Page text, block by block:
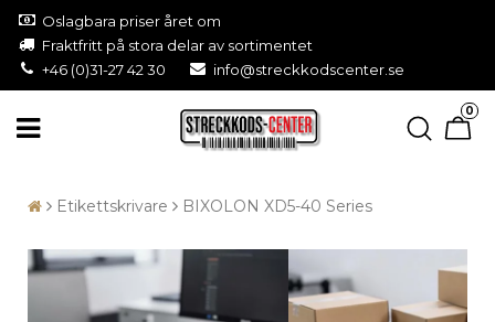
Oslagbara priser året om
Fraktfritt på stora delar av sortimentet
+46 (0)31-27 42 30
info@streckkodscenter.se
0
Etikettskrivare BIXOLON XD5-40 Series